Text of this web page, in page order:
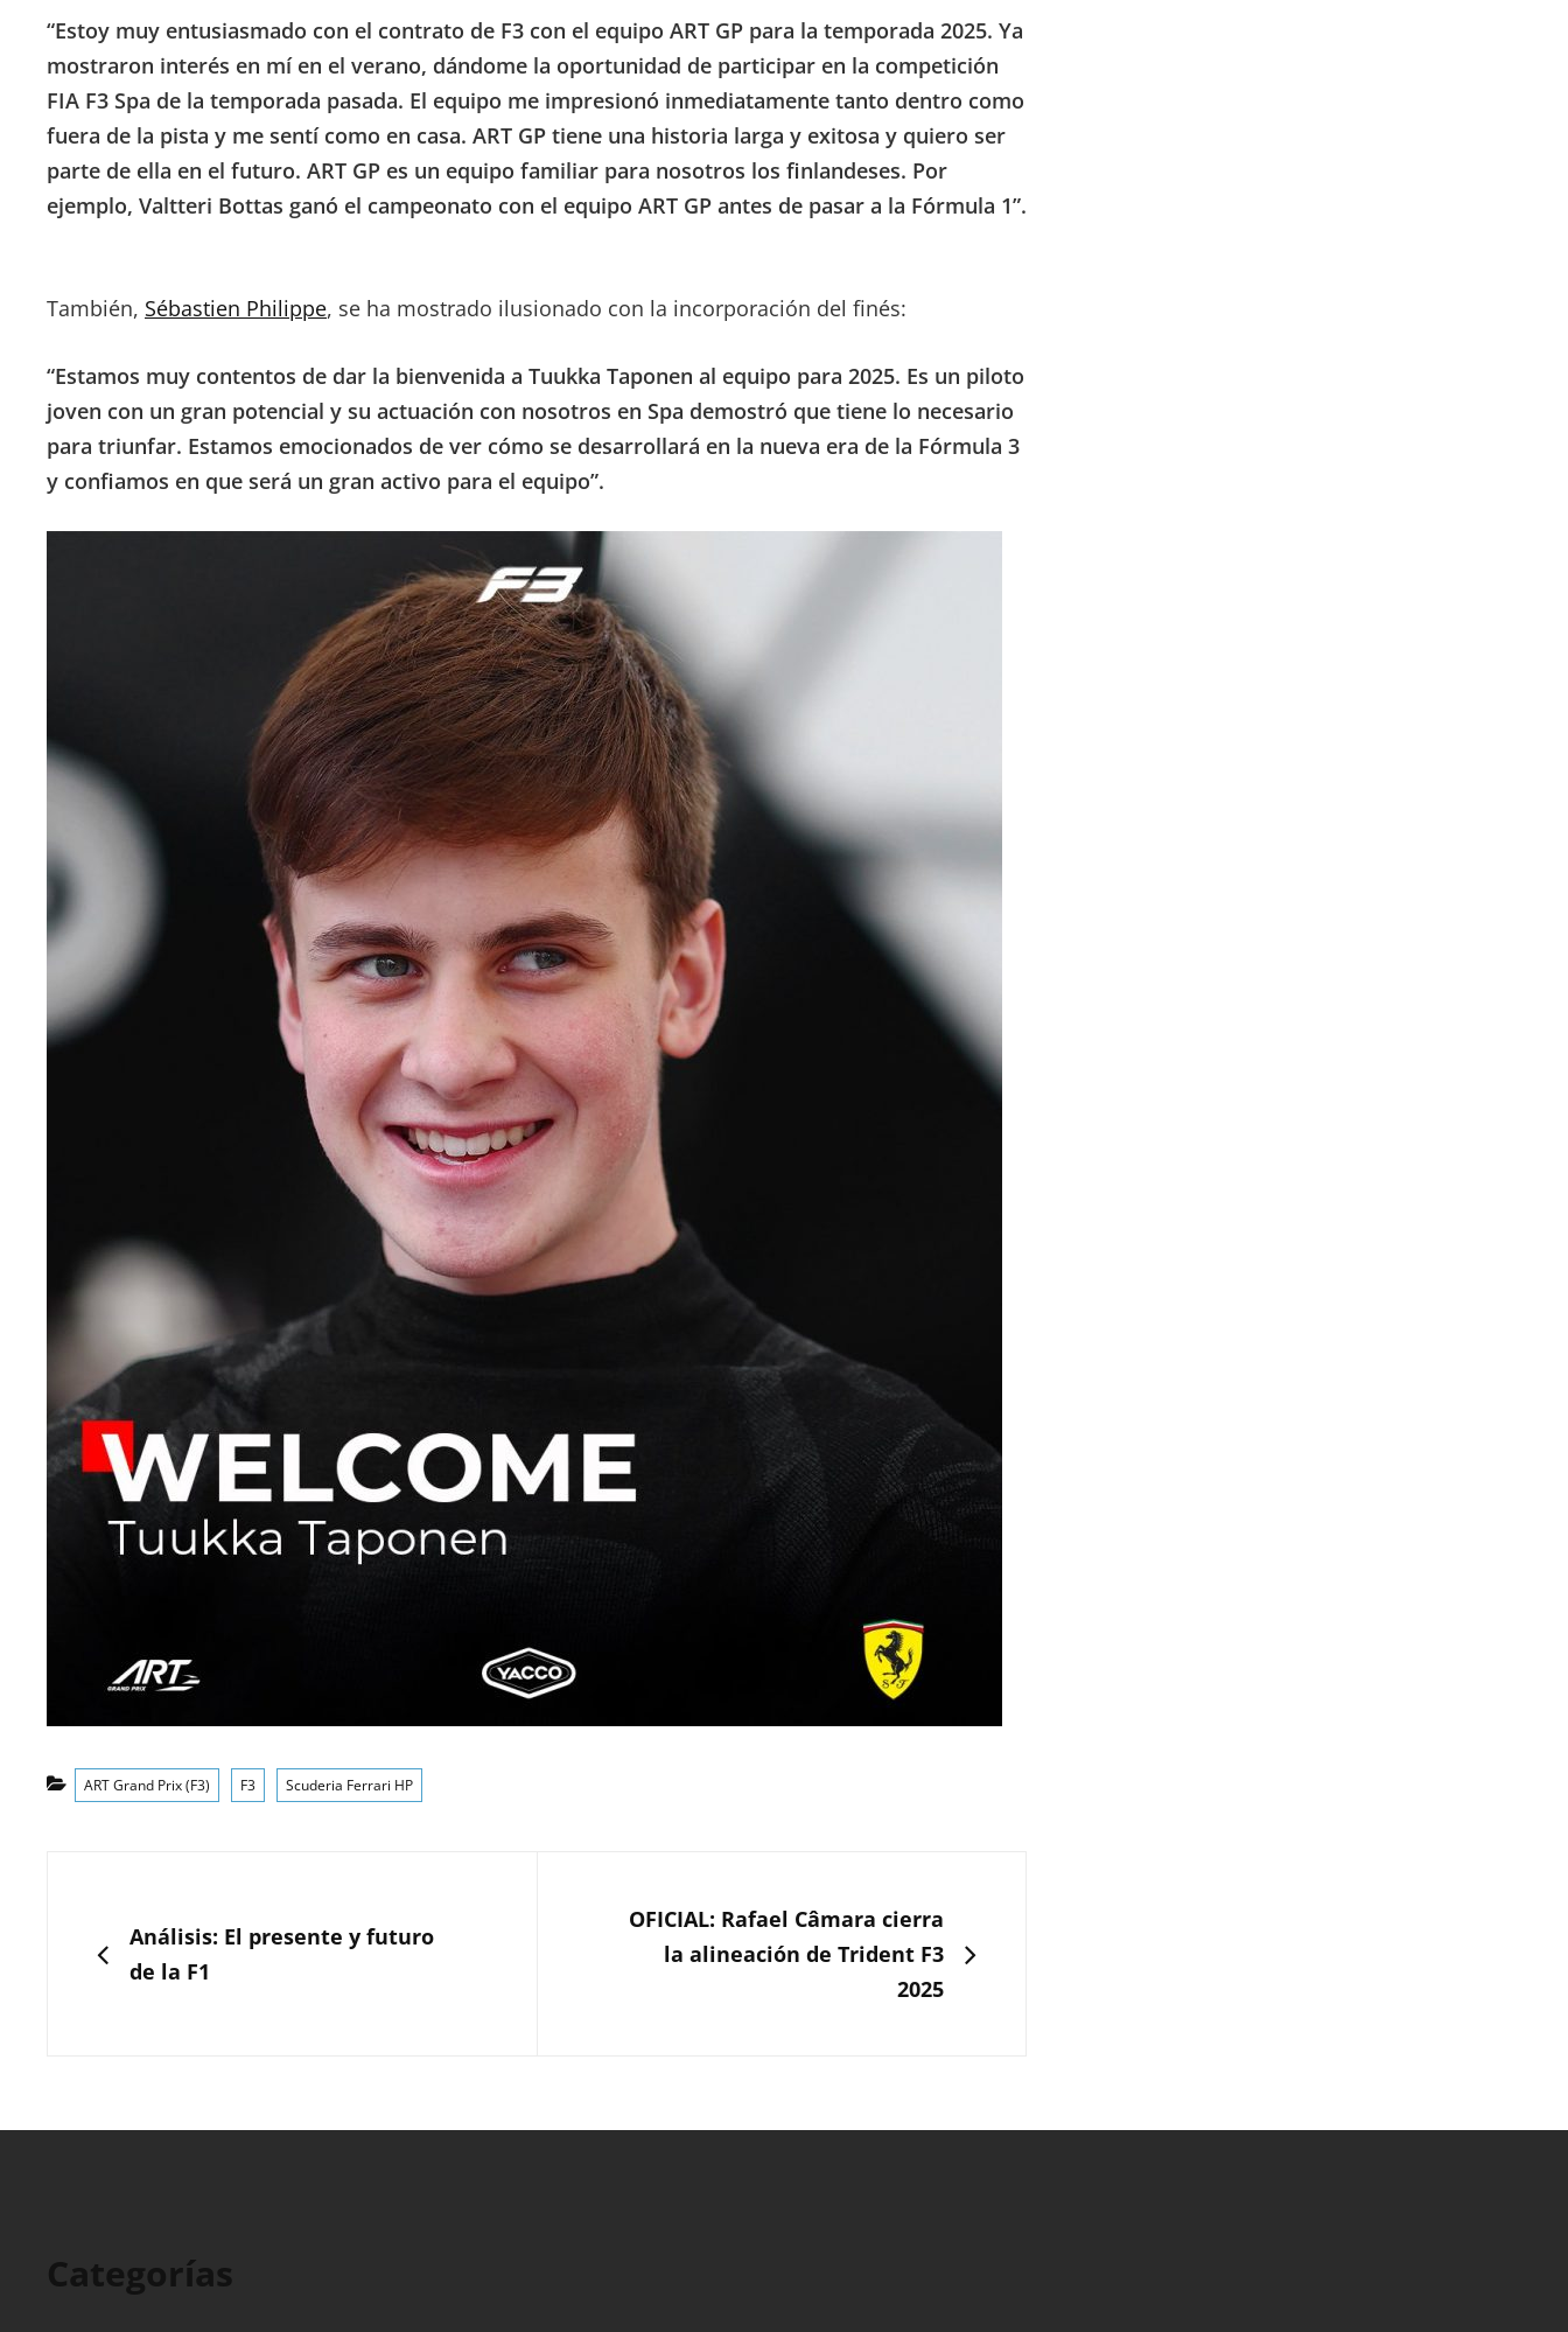
“Estoy muy entusiasmado con el contrato de F3 con el equipo ART GP para la temporada 2025. Ya
mostraron interés en mí en el verano, dándome la oportunidad de participar en la competición
FIA F3 Spa de la temporada pasada. El equipo me impresionó inmediatamente tanto dentro como
fuera de la pista y me sentí como en casa. ART GP tiene una historia larga y exitosa y quiero ser
parte de ella en el futuro. ART GP es un equipo familiar para nosotros los finlandeses. Por
ejemplo, Valtteri Bottas ganó el campeonato con el equipo ART GP antes de pasar a la Fórmula 1”.
También, Sébastien Philippe, se ha mostrado ilusionado con la incorporación del finés:
“Estamos muy contentos de dar la bienvenida a Tuukka Taponen al equipo para 2025. Es un piloto
joven con un gran potencial y su actuación con nosotros en Spa demostró que tiene lo necesario
para triunfar. Estamos emocionados de ver cómo se desarrollará en la nueva era de la Fórmula 3
y confiamos en que será un gran activo para el equipo”.
Categorías
ART Grand Prix (F3) F3 Scuderia Ferrari HP
entradas
ANTERIOR
Análisis: El presente y futuro
de la F1
SIGUIENTE
OFICIAL: Rafael Câmara cierra
la alineación de Trident F3
2025
Categorías